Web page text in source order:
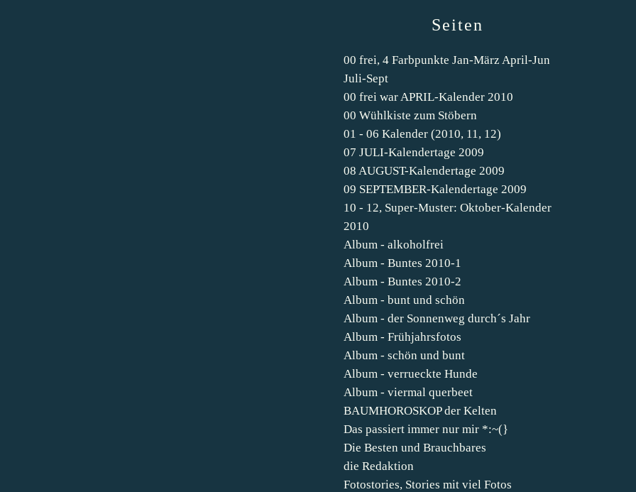
Seiten
00 frei, 4 Farbpunkte Jan-März April-Jun
Juli-Sept
00 frei war APRIL-Kalender 2010
00 Wühlkiste zum Stöbern
01 - 06 Kalender (2010, 11, 12)
07 JULI-Kalendertage 2009
08 AUGUST-Kalendertage 2009
09 SEPTEMBER-Kalendertage 2009
10 - 12, Super-Muster: Oktober-Kalender
2010
Album - alkoholfrei
Album - Buntes 2010-1
Album - Buntes 2010-2
Album - bunt und schön
Album - der Sonnenweg durch´s Jahr
Album - Frühjahrsfotos
Album - schön und bunt
Album - verrueckte Hunde
Album - viermal querbeet
BAUMHOROSKOP der Kelten
Das passiert immer nur mir *:~(}
Die Besten und Brauchbares
die Redaktion
Fotostories, Stories mit viel Fotos